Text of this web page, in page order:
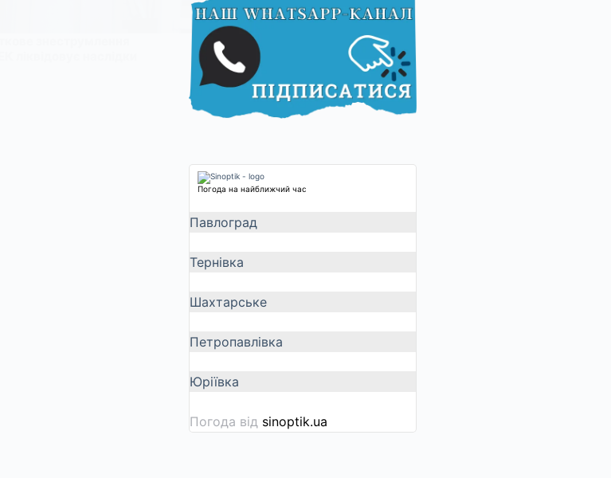
Погода на найближчий час
Павлоград
Тернівка
Шахтарське
Петропавлівка
Юріївка
Погода від sinoptik.ua